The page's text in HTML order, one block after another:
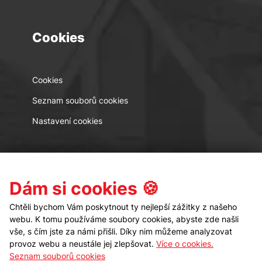
Cookies
Cookies
Seznam souborů cookies
Nastavení cookies
Kontakt Sledujte nás
Dám si cookies 🍪
Chtěli bychom Vám poskytnout ty nejlepší zážitky z našeho
webu. K tomu používáme soubory cookies, abyste zde našli
vše, s čím jste za námi přišli. Díky nim můžeme analyzovat
provoz webu a neustále jej zlepšovat. Více o cookies.
Seznam souborů cookies